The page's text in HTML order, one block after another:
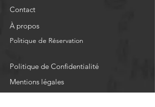
Contact
À propos
Politique de Réservation
Politique de Confidentialité
Mentions légales